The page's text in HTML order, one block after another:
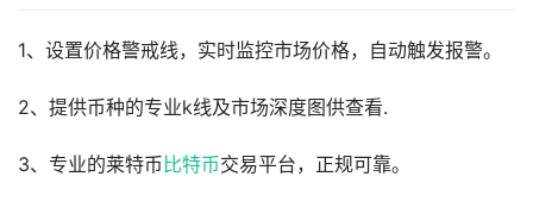
1、设置价格警戒线，实时监控市场价格，自动触发报警。
2、提供币种的专业k线及市场深度图供查看.
3、专业的莱特币 比特币交易平台，正规可靠。